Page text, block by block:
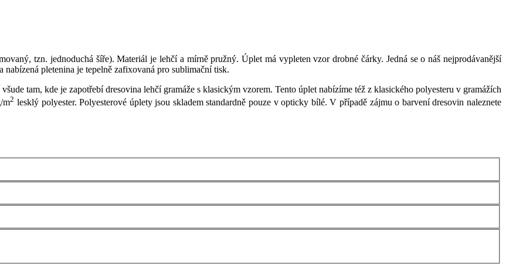
tzn. jednoduchá šíře). Materiál je lehčí a mírně pružný. Úplet má vypleten vzor drobné čárky. Jedná se o náš nejprodávanější
pletenina je tepelně zafixovaná pro sublimační tisk.
tam, kde je zapotřebí dresovina lehčí gramáže s klasickým vzorem. Tento úplet nabízíme též z klasického polyesteru v gramážích
m2 lesklý polyester. Polyesterové úplety jsou skladem standardně pouze v opticky bílé. V případě zájmu o barvení dresovin naleznete